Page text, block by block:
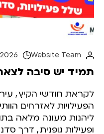
Website Team 2026 , 28 מאי
תמיד יש סיבה
לקראת חודשי הקיץ,
הפעילויות לאזרחים
ליהנות מעונה מלאה
ופעילות גופנית, דרך